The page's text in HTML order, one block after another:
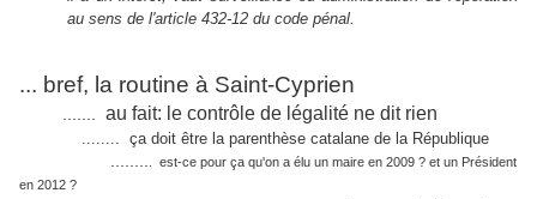
au sens de l'article 432-12 du code pénal.
... bref, la routine à Saint-Cyprien
au fait: le contrôle de légalité ne dit rien
........ ça doit être la parenthèse catalane de la République
. est-ce pour ça qu'on a élu un maire en 2009 ? et un Président
en 2012 ?